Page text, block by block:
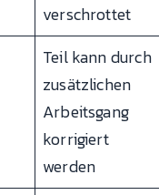
verschrottet
Teil kann durch
zusätzlichen
Arbeitsgang
korrigiert
werden